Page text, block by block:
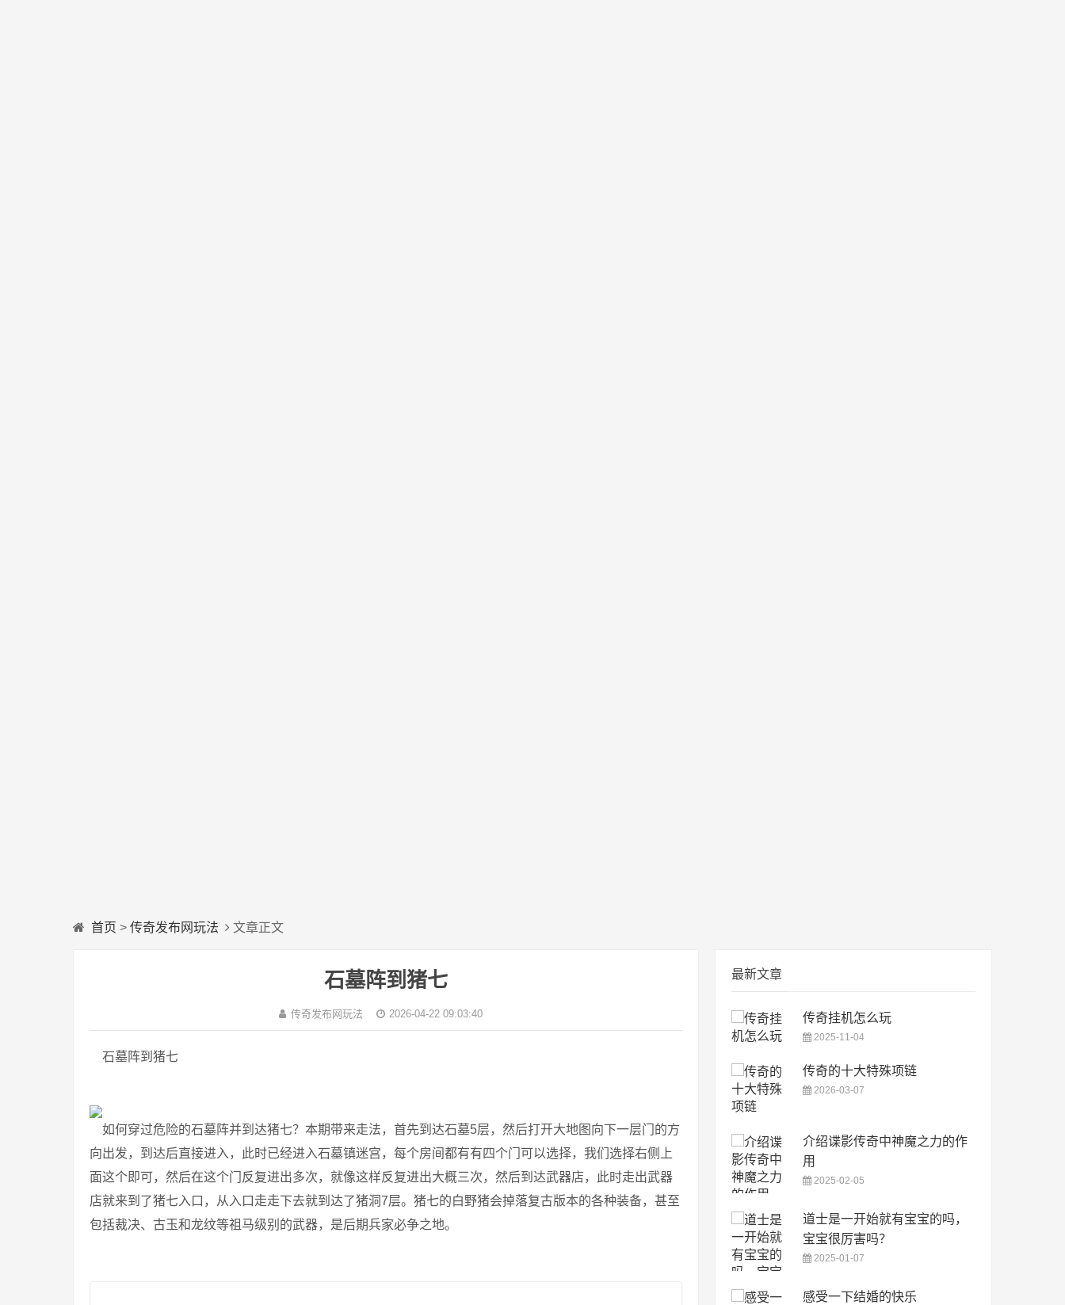
首页 > 传奇发布网玩法 文章正文
石墓阵到猪七
传奇发布网玩法 2026-04-22 09:03:40
石墓阵到猪七
如何穿过危险的石墓阵并到达猪七？本期带来走法，首先到达石墓5层，然后打开大地图向下一层门的方
向出发，到达后直接进入，此时已经进入石墓镇迷宫，每个房间都有有四个门可以选择，我们选择右侧上
面这个即可，然后在这个门反复进出多次，就像这样反复进出大概三次，然后到达武器店，此时走出武器
店就来到了猪七入口，从入口走走下去就到达了猪洞7层。猪七的白野猪会掉落复古版本的各种装备，甚至
包括裁决、古玉和龙纹等祖马级别的武器，是后期兵家必争之地。
最新文章
传奇挂机怎么玩
2025-11-04
传奇的十大特殊项链
2026-03-07
介绍谍影传奇中神魔之力的作
用
2025-02-05
道士是一开始就有宝宝的吗，
宝宝很厉害吗？
2025-01-07
感受一下结婚的快乐